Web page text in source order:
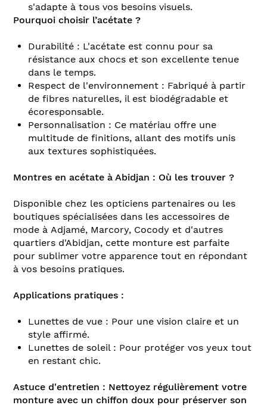
s'adapte à tous vos besoins visuels.
Pourquoi choisir l’acétate ?
Durabilité : L'acétate est connu pour sa
résistance aux chocs et son excellente tenue
dans le temps.
Respect de l'environnement : Fabriqué à partir
de fibres naturelles, il est biodégradable et
écoresponsable.
Personnalisation : Ce matériau offre une
multitude de finitions, allant des motifs unis
aux textures sophistiquées.
Montres en acétate à Abidjan : Où les trouver ?
Disponible chez les opticiens partenaires ou les
boutiques spécialisées dans les accessoires de
mode à Adjamé, Marcory, Cocody et d'autres
quartiers d'Abidjan, cette monture est parfaite
pour sublimer votre apparence tout en répondant
à vos besoins pratiques.
Applications pratiques :
Lunettes de vue : Pour une vision claire et un
style affirmé.
Lunettes de soleil : Pour protéger vos yeux tout
en restant chic.
Astuce d'entretien : Nettoyez régulièrement votre
monture avec un chiffon doux pour préserver son